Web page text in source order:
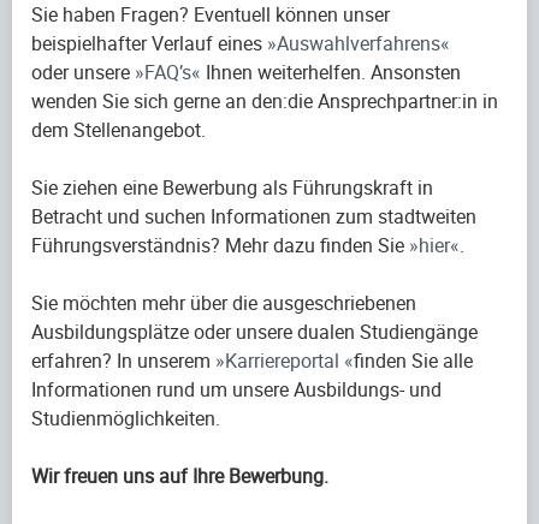
Sie haben Fragen? Eventuell können unser
beispielhafter Verlauf eines Auswahlverfahrens
oder unsere FAQ’s Ihnen weiterhelfen. Ansonsten
wenden Sie sich gerne an den:die Ansprechpartner:in in
dem Stellenangebot.
Sie ziehen eine Bewerbung als Führungskraft in
Betracht und suchen Informationen zum stadtweiten
Führungsverständnis? Mehr dazu finden Sie hier .
Sie möchten mehr über die ausgeschriebenen
Ausbildungsplätze oder unsere dualen Studiengänge
erfahren? In unserem
Karriereportal finden Sie alle
Informationen rund um unsere Ausbildungs- und
Studienmöglichkeiten.
Wir freuen uns auf Ihre Bewerbung.